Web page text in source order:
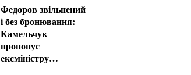
Федоров звільнений
і без бронювання:
Камельчук
пропонує
ексміністру